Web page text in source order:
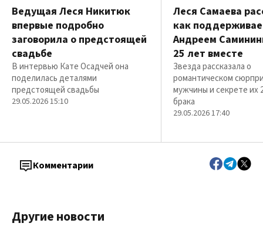
Ведущая Леся Никитюк
впервые подробно
заговорила о предстоящей
свадьбе
В интервью Кате Осадчей она
поделилась деталями
предстоящей свадьбы
29.05.2026 15:10
Леся Самаева
как
Андреем
25 лет вместе
Звезда рассказала о
романтическом
мужчины и секрете их
брака
29.05.2026 17:40
Комментарии
Другие новости